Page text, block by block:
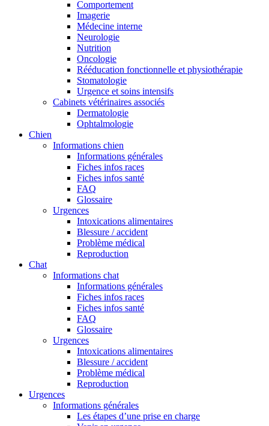
Comportement
Imagerie
Médecine interne
Neurologie
Nutrition
Oncologie
Rééducation fonctionnelle et physiothérapie
Stomatologie
Urgence et soins intensifs
Cabinets vétérinaires associés
Dermatologie
Ophtalmologie
Chien
Informations chien
Informations générales
Fiches infos races
Fiches infos santé
FAQ
Glossaire
Urgences
Intoxications alimentaires
Blessure / accident
Problème médical
Reproduction
Chat
Informations chat
Informations générales
Fiches infos races
Fiches infos santé
FAQ
Glossaire
Urgences
Intoxications alimentaires
Blessure / accident
Problème médical
Reproduction
Urgences
Informations générales
Les étapes d’une prise en charge